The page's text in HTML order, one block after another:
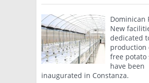
Dominican
New
dedicated
production
free potato
have been
inaugurated in Constanza.